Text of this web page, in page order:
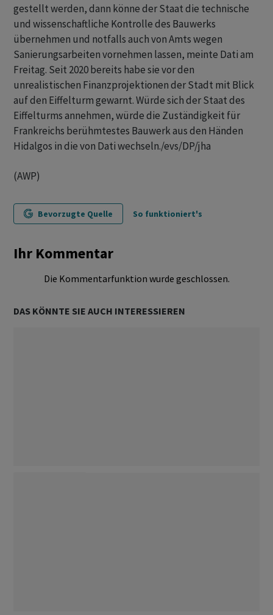
gestellt werden, dann könne der Staat die technische
und wissenschaftliche Kontrolle des Bauwerks
übernehmen und notfalls auch von Amts wegen
Sanierungsarbeiten vornehmen lassen, meinte Dati am
Freitag. Seit 2020 bereits habe sie vor den
unrealistischen Finanzprojektionen der Stadt mit Blick
auf den Eiffelturm gewarnt. Würde sich der Staat des
Eiffelturms annehmen, würde die Zuständigkeit für
Frankreichs berühmtestes Bauwerk aus den Händen
Hidalgos in die von Dati wechseln./evs/DP/jha
(AWP)
Bevorzugte Quelle So funktioniert's
Ihr Kommentar
Die Kommentarfunktion wurde geschlossen.
DAS KÖNNTE SIE AUCH INTERESSIEREN